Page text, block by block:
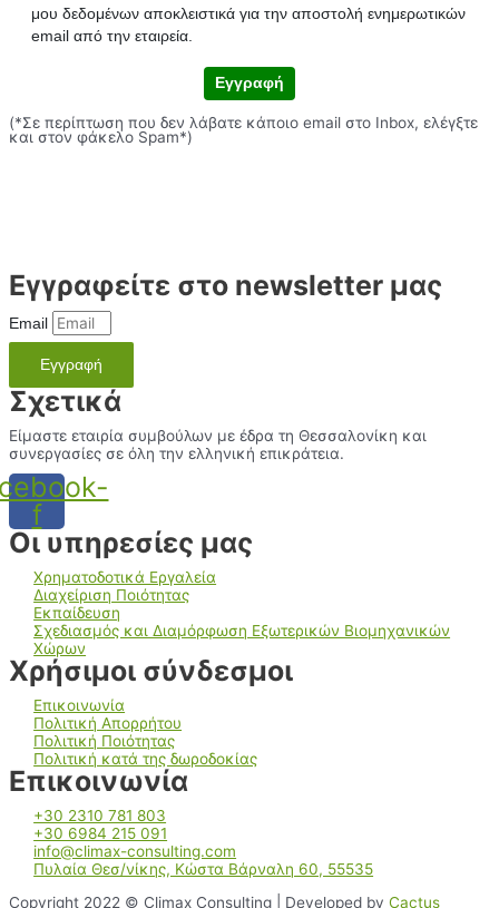
μου δεδομένων αποκλειστικά για την αποστολή ενημερωτικών
email από την εταιρεία.
Εγγραφή
(*Σε περίπτωση που δεν λάβατε κάποιο email στο Inbox, ελέγξτε
και στον φάκελο Spam*)
Εγγραφείτε στο newsletter μας
Email
Εγγραφή
Σχετικά
Είμαστε εταιρία συμβούλων με έδρα τη Θεσσαλονίκη και
συνεργασίες σε όλη την ελληνική επικράτεια.
f
Οι υπηρεσίες μας
Χρηματοδοτικά Εργαλεία
Διαχείριση Ποιότητας
Εκπαίδευση
Σχεδιασμός και Διαμόρφωση Εξωτερικών Βιομηχανικών
Χώρων
Χρήσιμοι σύνδεσμοι
Επικοινωνία
Πολιτική Απορρήτου
Πολιτική Ποιότητας
Πολιτική κατά της δωροδοκίας
Επικοινωνία
+30 2310 781 803
+30 6984 215 091
info@climax-consulting.com
Πυλαία Θεσ/νίκης, Κώστα Βάρναλη 60, 55535
Copyright 2022 © Climax Consulting | Developed by Cactus